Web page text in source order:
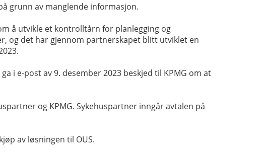
grunn av manglende informasjon.
å utvikle et kontrolltårn for planlegging og
og det har gjennom partnerskapet blitt utviklet en
i e-post av 9. desember 2023 beskjed til KPMG om at
og KPMG. Sykehuspartner inngår avtalen på
av løsningen til OUS.